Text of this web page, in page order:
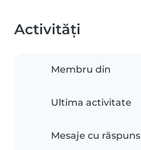
Activități
Membru din
Ultima activitate
Mesaje cu răspuns